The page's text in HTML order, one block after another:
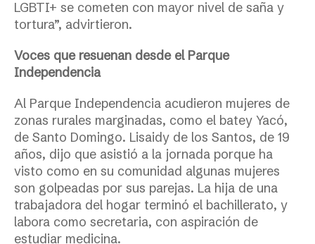
LGBTI+ se cometen con mayor nivel de saña y
tortura”, advirtieron.
Voces que resuenan desde el Parque
Independencia
Al Parque Independencia acudieron mujeres de
zonas rurales marginadas, como el batey Yacó,
de Santo Domingo. Lisaidy de los Santos, de 19
años, dijo que asistió a la jornada porque ha
visto como en su comunidad algunas mujeres
son golpeadas por sus parejas. La hija de una
trabajadora del hogar terminó el bachillerato, y
labora como secretaria, con aspiración de
estudiar medicina.